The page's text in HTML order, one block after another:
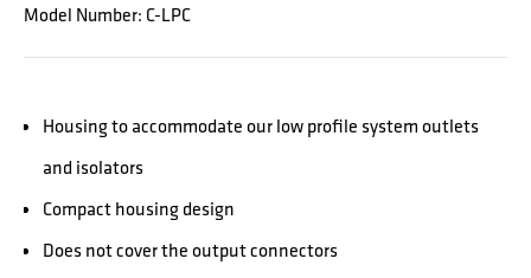
Model Number: C-LPC
Housing to accommodate our low profile system outlets
and isolators
Compact housing design
Does not cover the output connectors